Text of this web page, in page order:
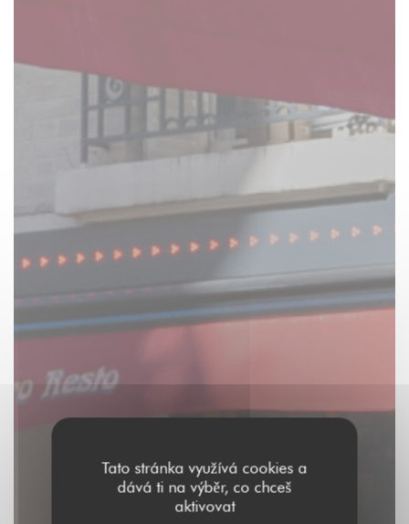
Tato stránka využívá cookies a
dává ti na výběr, co chceš
aktivovat
Aux Dés Calés 17 -